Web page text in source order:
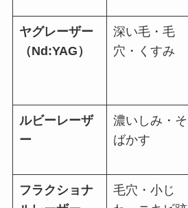
ヤグレーザー
（Nd:YAG）
深い毛・毛
穴・くすみ
ルビーレーザ
ー
濃いしみ・そ
ばかす
フラクショナ
毛穴・小じ